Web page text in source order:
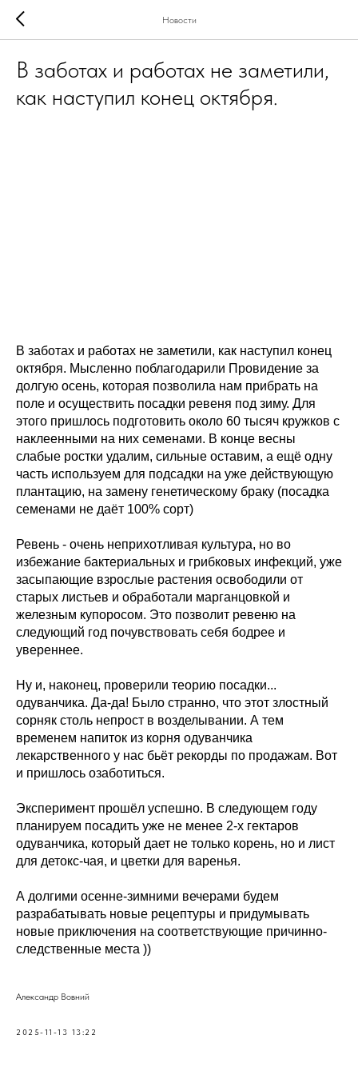
Новости
В заботах и работах не заметили,
как наступил конец октября.
В заботах и работах не заметили, как наступил конец
октября. Мысленно поблагодарили Провидение за
долгую осень, которая позволила нам прибрать на
поле и осуществить посадки ревеня под зиму. Для
этого пришлось подготовить около 60 тысяч кружков с
наклеенными на них семенами. В конце весны
слабые ростки удалим, сильные оставим, а ещё одну
часть используем для подсадки на уже действующую
плантацию, на замену генетическому браку (посадка
семенами не даёт 100% сорт)
Ревень - очень неприхотливая культура, но во
избежание бактериальных и грибковых инфекций, уже
засыпающие взрослые растения освободили от
старых листьев и обработали марганцовкой и
железным купоросом. Это позволит ревеню на
следующий год почувствовать себя бодрее и
увереннее.
Ну и, наконец, проверили теорию посадки...
одуванчика. Да-да! Было странно, что этот злостный
сорняк столь непрост в возделывании. А тем
временем напиток из корня одуванчика
лекарственного у нас бьёт рекорды по продажам. Вот
и пришлось озаботиться.
Эксперимент прошёл успешно. В следующем году
планируем посадить уже не менее 2-х гектаров
одуванчика, который дает не только корень, но и лист
для детокс-чая, и цветки для варенья.
А долгими осенне-зимними вечерами будем
разрабатывать новые рецептуры и придумывать
новые приключения на соответствующие причинно-
следственные места ))
Александр Вовний
2025-11-13 13:22